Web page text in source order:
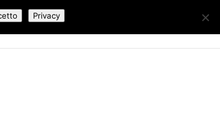
Eseguiti Blog
Privacy